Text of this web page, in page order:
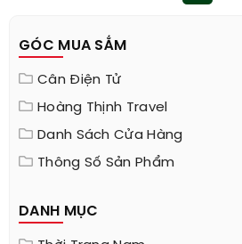
GÓC MUA SẮM
Cân Điện Tử
Hoàng Thịnh Travel
Danh Sách Cửa Hàng
Thông Số Sản Phẩm
DANH MỤC